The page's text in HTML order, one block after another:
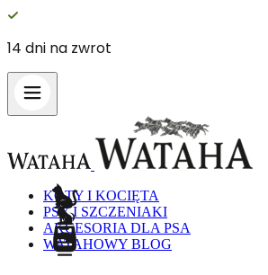
14 dni na zwrot
KOTY I KOCIĘTA
PSY I SZCZENIAKI
AKCESORIA DLA PSA
WATAHOWY BLOG
Wykorzystujemy pliki cookie do
witrynie. Informacje o tym, jak korzystasz z
udostępniamy partnerom społecznościowym,
analitycznym. Partnerzy mogą połączyć te
danymi otrzymanymi od Ciebie lub uzyskanymi
Niezbędne